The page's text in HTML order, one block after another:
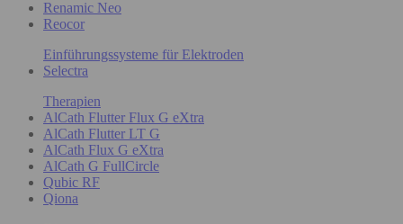
Renamic Neo
Reocor
Einführungssysteme für Elektroden
Selectra
Therapien
AlCath Flutter Flux G eXtra
AlCath Flutter LT G
AlCath Flux G eXtra
AlCath G FullCircle
Qubic RF
Qiona